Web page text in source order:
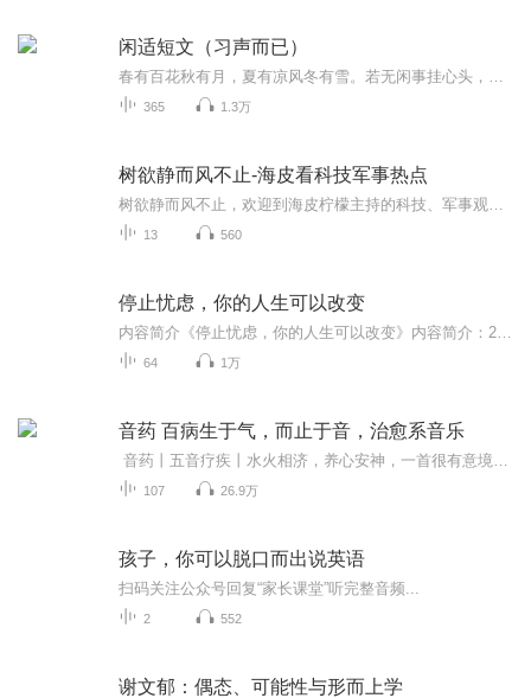
闲适短文（习声而已）
365 1.3万
树欲静而风不止-海皮看科技军事热点
13 560
停止忧虑，你的人生可以改变
64 1万
音药 百病生于气，而止于音，治愈系音乐
107 26.9万
孩子，你可以脱口而出说英语
扫码关注公众号回复“家长课堂”听完整音频...
2 552
谢文郁：偶态、可能性与形而上学